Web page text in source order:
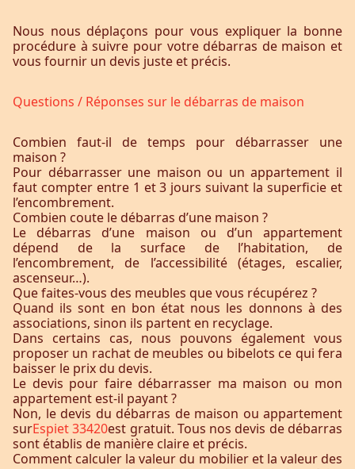
Nous nous déplaçons pour vous expliquer la bonne
procédure à suivre pour votre débarras de maison et
vous fournir un devis juste et précis.
Questions / Réponses sur le débarras de maison
Combien faut-il de temps pour débarrasser une
maison ?
Pour débarrasser une maison ou un appartement il
faut compter entre 1 et 3 jours suivant la superficie et
l’encombrement.
Combien coute le débarras d’une maison ?
Le débarras d’une maison ou d’un appartement
dépend de la surface de l’habitation, de
l’encombrement, de l’accessibilité (étages, escalier,
ascenseur…).
Que faites-vous des meubles que vous récupérez ?
Quand ils sont en bon état nous les donnons à des
associations, sinon ils partent en recyclage.
Dans certains cas, nous pouvons également vous
proposer un rachat de meubles ou bibelots ce qui fera
baisser le prix du devis.
Le devis pour faire débarrasser ma maison ou mon
appartement est-il payant ?
Non, le devis du débarras de maison ou appartement
surEspiet 33420est gratuit. Tous nos devis de débarras
sont établis de manière claire et précis.
Comment calculer la valeur du mobilier et la valeur des